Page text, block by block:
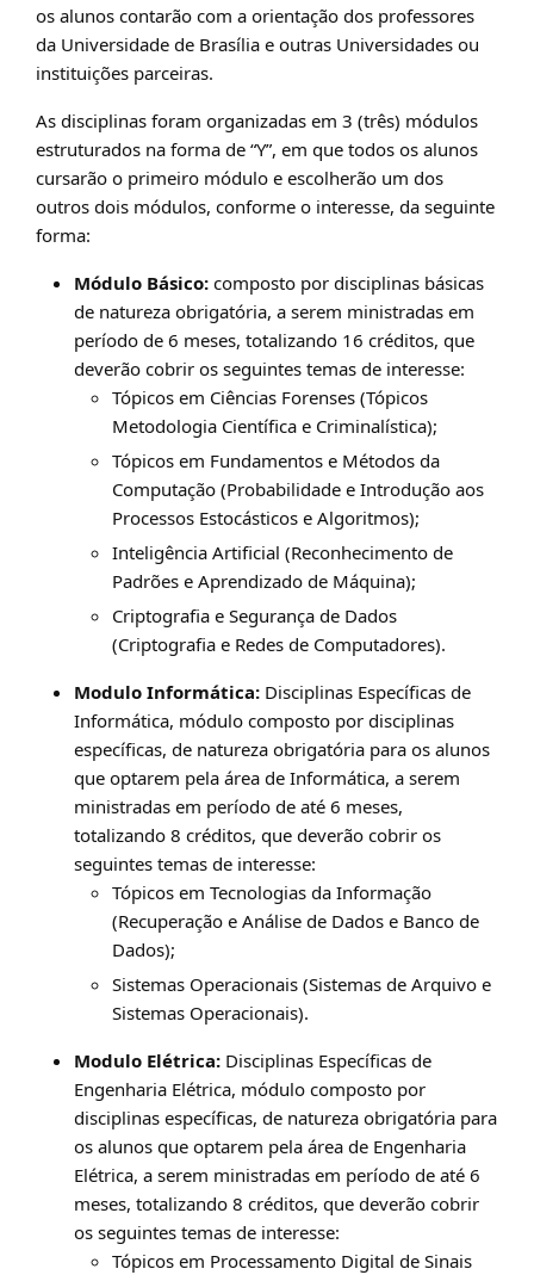
os alunos contarão com a orientação dos professores
da Universidade de Brasília e outras Universidades ou
instituições parceiras.
As disciplinas foram organizadas em 3 (três) módulos
estruturados na forma de “Y”, em que todos os alunos
cursarão o primeiro módulo e escolherão um dos
outros dois módulos, conforme o interesse, da seguinte
forma:
Módulo Básico: composto por disciplinas básicas
de natureza obrigatória, a serem ministradas em
período de 6 meses, totalizando 16 créditos, que
deverão cobrir os seguintes temas de interesse:
Tópicos em Ciências Forenses (Tópicos
Metodologia Científica e Criminalística);
Tópicos em Fundamentos e Métodos da
Computação (Probabilidade e Introdução aos
Processos Estocásticos e Algoritmos);
Inteligência Artificial (Reconhecimento de
Padrões e Aprendizado de Máquina);
Criptografia e Segurança de Dados
(Criptografia e Redes de Computadores).
Modulo Informática: Disciplinas Específicas de
Informática, módulo composto por disciplinas
específicas, de natureza obrigatória para os alunos
que optarem pela área de Informática, a serem
ministradas em período de até 6 meses,
totalizando 8 créditos, que deverão cobrir os
seguintes temas de interesse:
Tópicos em Tecnologias da Informação
(Recuperação e Análise de Dados e Banco de
Dados);
Sistemas Operacionais (Sistemas de Arquivo e
Sistemas Operacionais).
Modulo Elétrica: Disciplinas Específicas de
Engenharia Elétrica, módulo composto por
disciplinas específicas, de natureza obrigatória para
os alunos que optarem pela área de Engenharia
Elétrica, a serem ministradas em período de até 6
meses, totalizando 8 créditos, que deverão cobrir
os seguintes temas de interesse:
Tópicos em Processamento Digital de Sinais